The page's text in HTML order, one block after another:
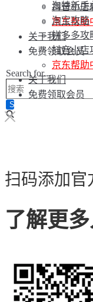
抖音小店
京东帮助
关于我们
免费领取会员
Search for...
淘特新手
淘宝攻略
拼多多攻
抖音小店
京东帮助
关于我们
免费领取会员
扫码添加官
了解更